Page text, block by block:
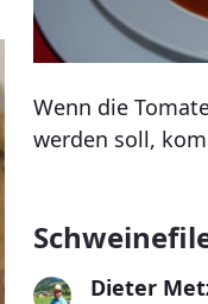
Wenn die
werden soll,
Dieter